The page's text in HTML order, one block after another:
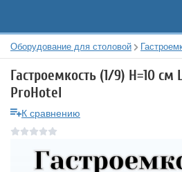
Оборудование для столовой
Гастроемкость (1/9) H=10 см
ProHotel
К сравнению